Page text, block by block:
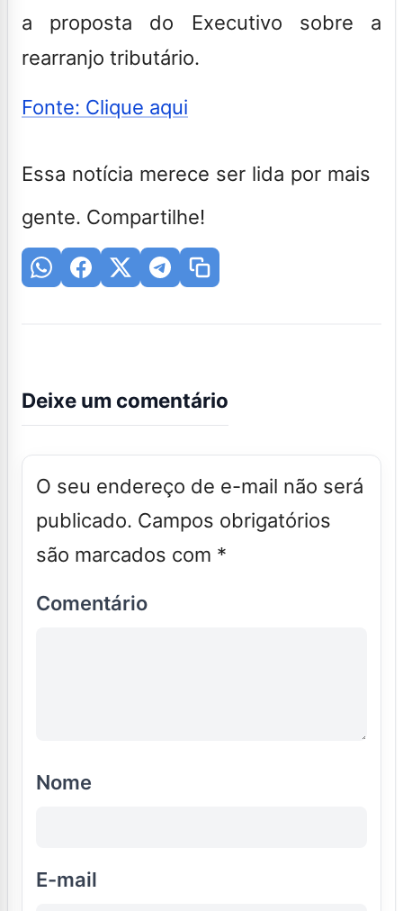
a proposta do Executivo sobre a
rearranjo tributário.
Fonte: Clique aqui
Essa notícia merece ser lida por mais
gente. Compartilhe!
Deixe um comentário
O seu endereço de e-mail não será
publicado. Campos obrigatórios
são marcados com *
Comentário
Nome
E-mail